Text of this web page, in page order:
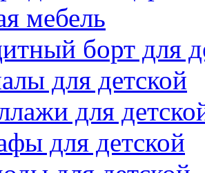
мебель
борт для
для детской
для
для детской